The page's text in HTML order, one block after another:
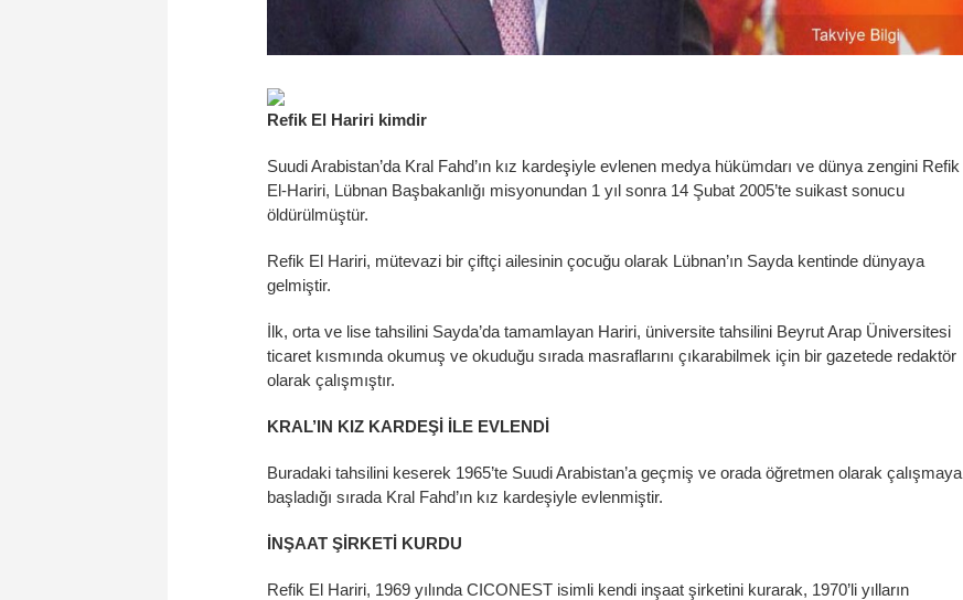
Refik El Hariri kimdir
Suudi Arabistan’da Kral Fahd’ın kız kardeşiyle evlenen medya hükümdarı ve dünya zengini Refik
El-Hariri, Lübnan Başbakanlığı misyonundan 1 yıl sonra 14 Şubat 2005’te suikast sonucu
öldürülmüştür.
Refik El Hariri, mütevazi bir çiftçi ailesinin çocuğu olarak Lübnan’ın Sayda kentinde dünyaya
gelmiştir.
İlk, orta ve lise tahsilini Sayda’da tamamlayan Hariri, üniversite tahsilini Beyrut Arap Üniversitesi
ticaret kısmında okumuş ve okuduğu sırada masraflarını çıkarabilmek için bir gazetede redaktör
olarak çalışmıştır.
KRAL’IN KIZ KARDEŞİ İLE EVLENDİ
Buradaki tahsilini keserek 1965’te Suudi Arabistan’a geçmiş ve orada öğretmen olarak çalışmaya
başladığı sırada Kral Fahd’ın kız kardeşiyle evlenmiştir.
İNŞAAT ŞİRKETİ KURDU
Refik El Hariri, 1969 yılında CICONEST isimli kendi inşaat şirketini kurarak, 1970’li yılların